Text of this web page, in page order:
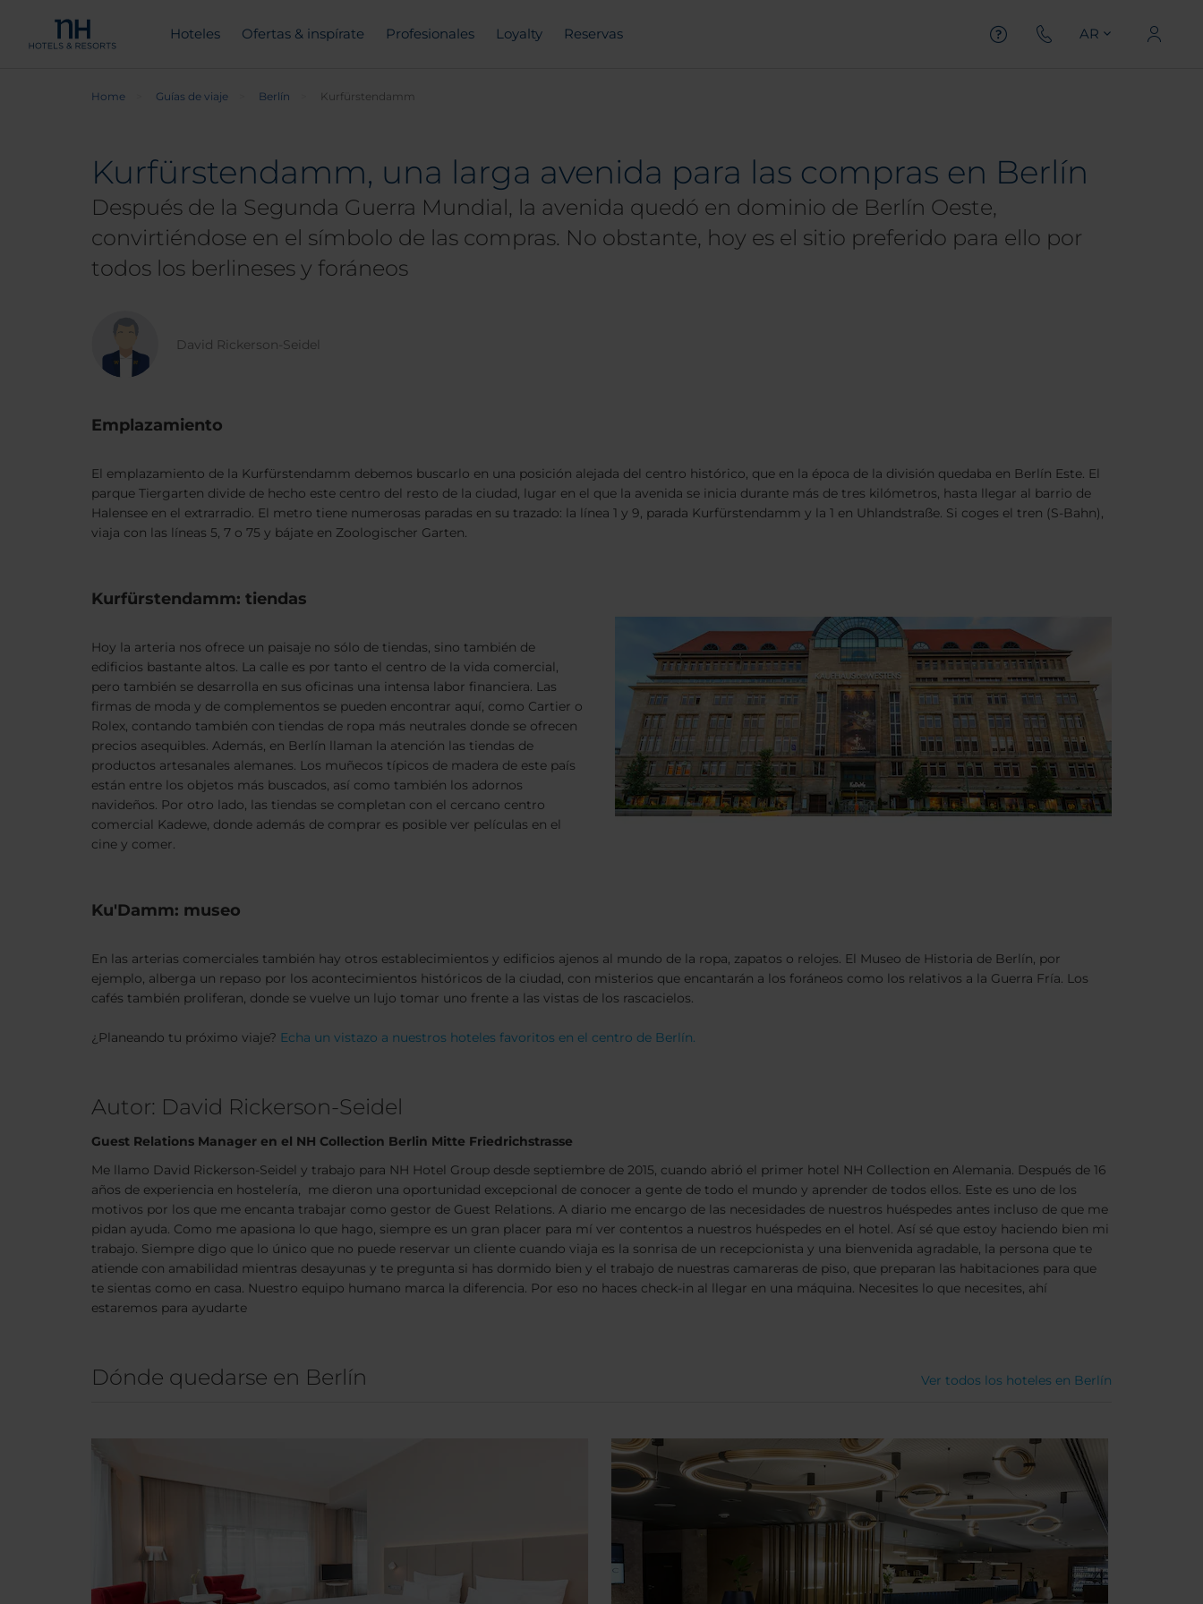
Hoteles Ofertas & inspírate Profesionales Loyalty Reservas AR
Home Guías de viaje Berlín Kurfürstendamm
Kurfürstendamm, una larga avenida para las compras en Berlín
Después de la Segunda Guerra Mundial, la avenida quedó en dominio de Berlín Oeste,
convirtiéndose en el símbolo de las compras. No obstante, hoy es el sitio preferido para ello por
todos los berlineses y foráneos
David Rickerson-Seidel
Emplazamiento
El emplazamiento de la Kurfürstendamm debemos buscarlo en una posición alejada del centro histórico, que en la época de la división quedaba en Berlín Este. El
parque Tiergarten divide de hecho este centro del resto de la ciudad, lugar en el que la avenida se inicia durante más de tres kilómetros, hasta llegar al barrio de
Halensee en el extrarradio. El metro tiene numerosas paradas en su trazado: la línea 1 y 9, parada Kurfürstendamm y la 1 en Uhlandstraße. Si coges el tren (S-Bahn),
viaja con las líneas 5, 7 o 75 y bájate en Zoologischer Garten.
Kurfürstendamm: tiendas
Hoy la arteria nos ofrece un paisaje no sólo de tiendas, sino también de
edificios bastante altos. La calle es por tanto el centro de la vida comercial,
pero también se desarrolla en sus oficinas una intensa labor financiera. Las
firmas de moda y de complementos se pueden encontrar aquí, como Cartier o
Rolex, contando también con tiendas de ropa más neutrales donde se ofrecen
precios asequibles. Además, en Berlín llaman la atención las tiendas de
productos artesanales alemanes. Los muñecos típicos de madera de este país
están entre los objetos más buscados, así como también los adornos
navideños. Por otro lado, las tiendas se completan con el cercano centro
comercial Kadewe, donde además de comprar es posible ver películas en el
cine y comer.
Ku'Damm: museo
En las arterias comerciales también hay otros establecimientos y edificios ajenos al mundo de la ropa, zapatos o relojes. El Museo de Historia de Berlín, por
ejemplo, alberga un repaso por los acontecimientos históricos de la ciudad, con misterios que encantarán a los foráneos como los relativos a la Guerra Fría. Los
cafés también proliferan, donde se vuelve un lujo tomar uno frente a las vistas de los rascacielos.
¿Planeando tu próximo viaje? Echa un vistazo a nuestros hoteles favoritos en el centro de Berlín.
Autor: David Rickerson-Seidel
Guest Relations Manager en el NH Collection Berlin Mitte Friedrichstrasse
Me llamo David Rickerson-Seidel y trabajo para NH Hotel Group desde septiembre de 2015, cuando abrió el primer hotel NH Collection en Alemania. Después de 16
años de experiencia en hostelería, me dieron una oportunidad excepcional de conocer a gente de todo el mundo y aprender de todos ellos. Este es uno de los
motivos por los que me encanta trabajar como gestor de Guest Relations. A diario me encargo de las necesidades de nuestros huéspedes antes incluso de que me
pidan ayuda. Como me apasiona lo que hago, siempre es un gran placer para mí ver contentos a nuestros huéspedes en el hotel. Así sé que estoy haciendo bien mi
trabajo. Siempre digo que lo único que no puede reservar un cliente cuando viaja es la sonrisa de un recepcionista y una bienvenida agradable, la persona que te
atiende con amabilidad mientras desayunas y te pregunta si has dormido bien y el trabajo de nuestras camareras de piso, que preparan las habitaciones para que
te sientas como en casa. Nuestro equipo humano marca la diferencia. Por eso no haces check-in al llegar en una máquina. Necesites lo que necesites, ahí
estaremos para ayudarte
Dónde quedarse en Berlín Ver todos los hoteles en Berlín